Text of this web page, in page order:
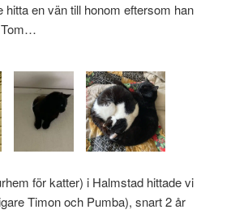
hitta en vän till honom eftersom han
Tom…
för katter) i Halmstad hittade vi
Timon och Pumba), snart 2 år